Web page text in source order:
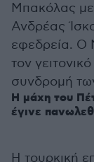
Μπακόλας
Ανδρέας
εφεδρεία. Ο
τον
συνδρομή
Η μάχη του
έγινε
Η τουρκική